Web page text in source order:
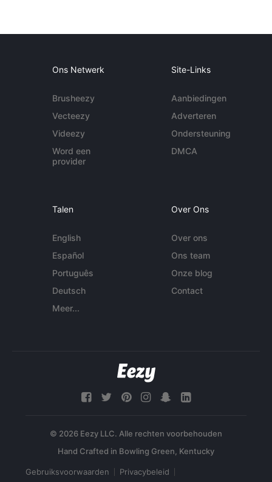
Ons Netwerk
Brusheezy
Vecteezy
Videezy
Word een
provider
Site-Links
Aanbiedingen
Adverteren
Ondersteuning
DMCA
Talen
English
Español
Português
Deutsch
Meer...
Over Ons
Over ons
Ons team
Onze blog
Contact
© 2026 Eezy LLC. Alle rechten voorbehouden
Gebruiksvoorwaarden Privacybeleid